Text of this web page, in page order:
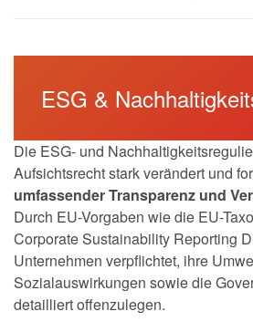
ESG &
Die ESG- und
Aufsichtsrecht stark verändert und
umfassender Transparenz und
Durch EU-Vorgaben wie die EU-
Corporate Sustainability Reporting
Unternehmen verpflichtet, ihre
Sozialauswirkungen sowie die
detailliert offenzulegen.